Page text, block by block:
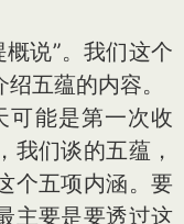
说”。我们这个
五蕴的内容。
能是第一次收
我们谈的五蕴，
个五项内涵。要
主要是要透过这